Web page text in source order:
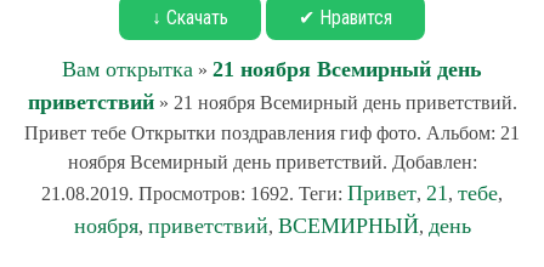
↓ Скачать ✔ Нравится
Вам открытка » 21 ноября Всемирный день
приветствий» 21 ноября Всемирный день приветствий.
Привет тебе Открытки поздравления гиф фото. Альбом: 21
ноября Всемирный день приветствий. Добавлен:
21.08.2019. Просмотров: 1692. Теги: Привет, 21, тебе,
ноября, приветствий, ВСЕМИРНЫЙ, день